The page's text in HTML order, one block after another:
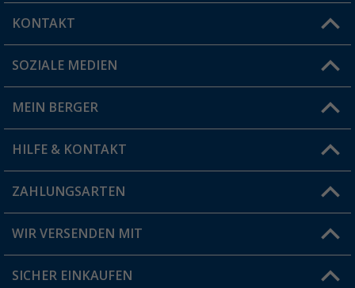
KONTAKT
Du hast eine Frage?
Filiale finden
SOZIALE MEDIEN
MEIN BERGER
Vorteilskarte
Blog
Jobs & Karriere
HILFE & KONTAKT
FAQ & Kontakt
Versandinformationen
ZAHLUNGSARTEN
WIR VERSENDEN MIT
SICHER EINKAUFEN